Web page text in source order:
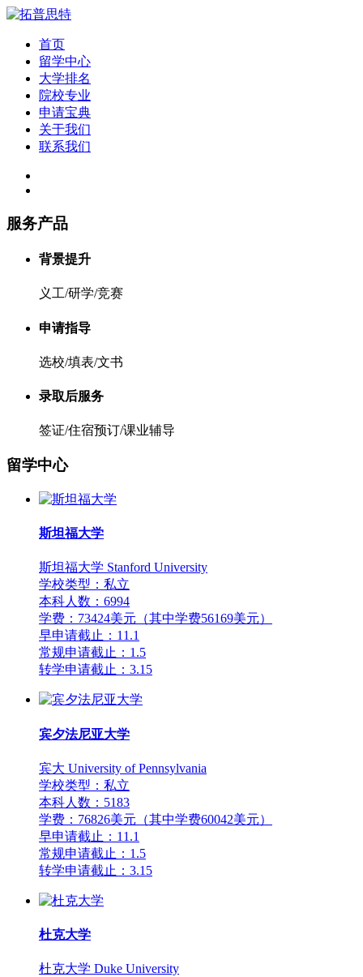
首页
留学中心
大学排名
院校专业
申请宝典
关于我们
联系我们
服务产品
背景提升
义工/研学/竞赛
申请指导
选校/填表/文书
录取后服务
签证/住宿预订/课业辅导
留学中心
斯坦福大学
斯坦福大学 Stanford University
学校类型：私立
本科人数：6994
学费：73424美元（其中学费56169美元）
早申请截止：11.1
常规申请截止：1.5
转学申请截止：3.15
宾夕法尼亚大学
宾大 University of Pennsylvania
学校类型：私立
本科人数：5183
学费：76826美元（其中学费60042美元）
早申请截止：11.1
常规申请截止：1.5
转学申请截止：3.15
杜克大学
杜克大学 Duke University